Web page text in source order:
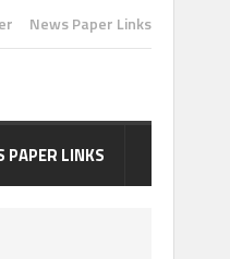
News Paper Links
PAPER LINKS